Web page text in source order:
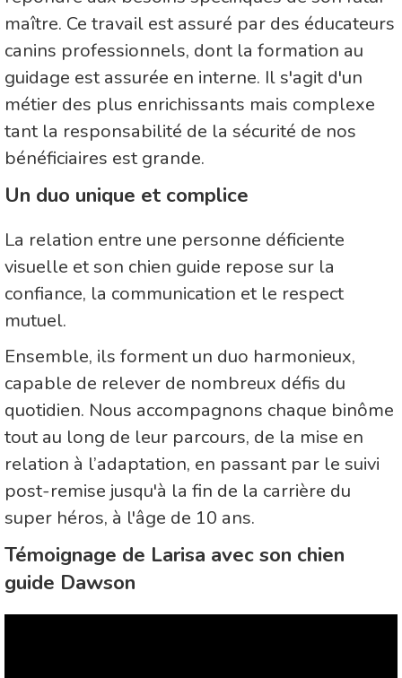
maître. Ce travail est assuré par des éducateurs
canins professionnels, dont la formation au
guidage est assurée en interne. Il s'agit d'un
métier des plus enrichissants mais complexe
tant la responsabilité de la sécurité de nos
bénéficiaires est grande.
Un duo unique et complice
La relation entre une personne déficiente
visuelle et son chien guide repose sur la
confiance, la communication et le respect
mutuel.
Ensemble, ils forment un duo harmonieux,
capable de relever de nombreux défis du
quotidien. Nous accompagnons chaque binôme
tout au long de leur parcours, de la mise en
relation à l’adaptation, en passant par le suivi
post-remise jusqu'à la fin de la carrière du
super héros, à l'âge de 10 ans.
Témoignage de Larisa avec son chien
guide Dawson